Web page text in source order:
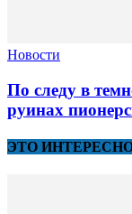
Новости
По следу в
руинах
ЭТО